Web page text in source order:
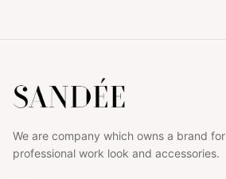
We are company which owns a brand for
professional work look and accessories.